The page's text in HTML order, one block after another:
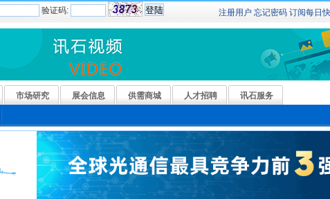
验证码: 注册用户 忘记密码 订阅每日
市场研究 展会信息 供需商城 人才招聘 讯石服务